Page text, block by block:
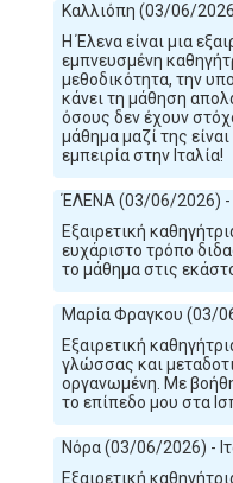
Καλλιόπη (03/06/
Η Έλενα είναι μια
εμπνευσμένη
μεθοδικότητα, την
κάνει τη μάθηση
όσους δεν έχουν
μάθημα μαζί της
εμπειρία στην Ιταλία!
ΈΛΕΝΑ (03/06/2026) -
Εξαιρετική
ευχάριστο τρόπο
το μάθημα στις
Μαρία Φραγκου (03/
Εξαιρετική
γλώσσας και
οργανωμένη. Με
το επίπεδο μου στα
Νόρα (03/06/2026) -
Εξαιρετική